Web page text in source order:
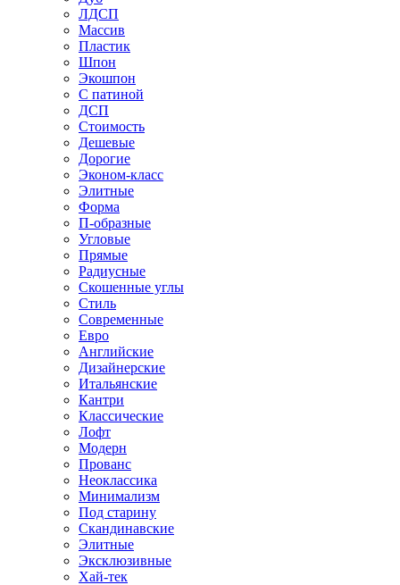
ЛДСП
Массив
Пластик
Шпон
Экошпон
С патиной
ДСП
Стоимость
Дешевые
Дорогие
Эконом-класс
Элитные
Форма
П-образные
Угловые
Прямые
Радиусные
Скошенные углы
Стиль
Современные
Евро
Английские
Дизайнерские
Итальянские
Кантри
Классические
Лофт
Модерн
Прованс
Неоклассика
Минимализм
Под старину
Скандинавские
Элитные
Эксклюзивные
Хай-тек